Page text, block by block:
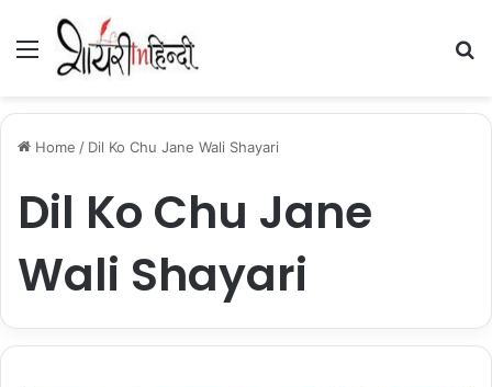
Menu
Home / Dil Ko Chu Jane Wali Shayari
Dil Ko Chu Jane
Wali Shayari